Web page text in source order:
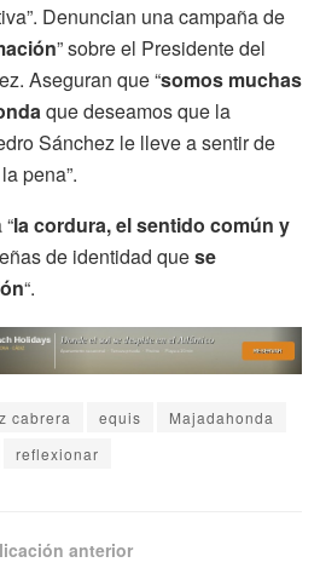
Denuncian una campaña de
” sobre el Presidente del
Aseguran que “somos muchas
que deseamos que la
Sánchez le lleve a sentir de
pena”.
la cordura, el sentido común y
de identidad quese
“.
cabrera equis
Majadahonda
reflexionar
anterior